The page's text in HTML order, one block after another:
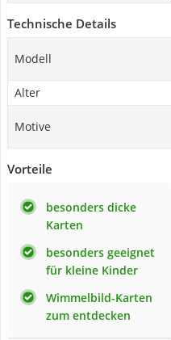
Technische Details
Modell
Alter
Motive
Vorteile
besonders dicke
Karten
besonders geeignet
für kleine Kinder
Wimmelbild-Karten
zum entdecken